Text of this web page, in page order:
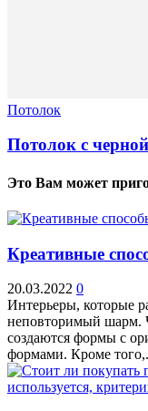
Потолок
Потолок с
Это Вам может
Креативные
20.03.2022 0
Интерьеры, которые
неповторимый шарм.
создаются формы с
формами. Кроме